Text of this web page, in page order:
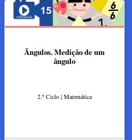
Ângulos. Medição de um
ângulo
2.º Ciclo | Matemática